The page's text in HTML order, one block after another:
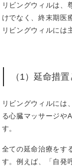
リビングウィルは、
けでなく、終末期医
リビングウィルには
（1）延命措
リビングウィルには
る心臓マッサージや
す。
全ての延命治療をす
す。例えば、「自発